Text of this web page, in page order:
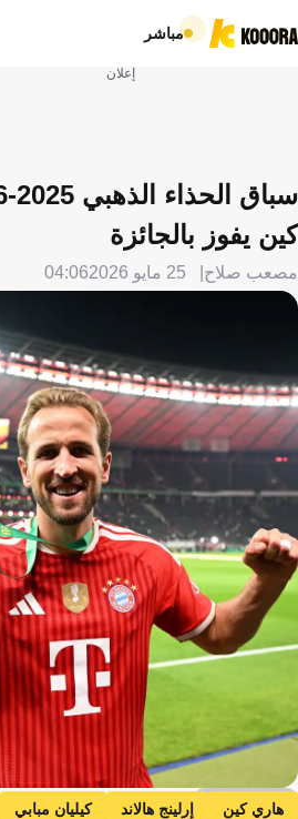
مباشر
إعلان
كين يفوز بالجائزة
مصعب صلاح 25 مايو 2026 04:06
Getty Images
هاري كين إرلينج هالاند كيليان مبابي